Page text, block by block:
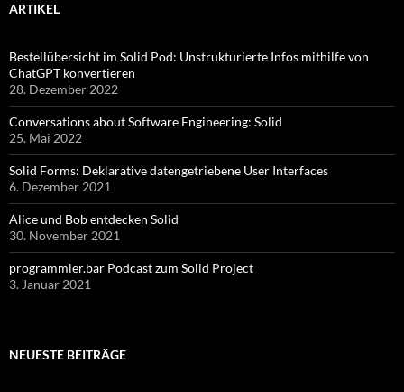
ARTIKEL
Bestellübersicht im Solid Pod: Unstrukturierte Infos mithilfe von
ChatGPT konvertieren
28. Dezember 2022
Conversations about Software Engineering: Solid
25. Mai 2022
Solid Forms: Deklarative datengetriebene User Interfaces
6. Dezember 2021
Alice und Bob entdecken Solid
30. November 2021
programmier.bar Podcast zum Solid Project
3. Januar 2021
NEUESTE BEITRÄGE